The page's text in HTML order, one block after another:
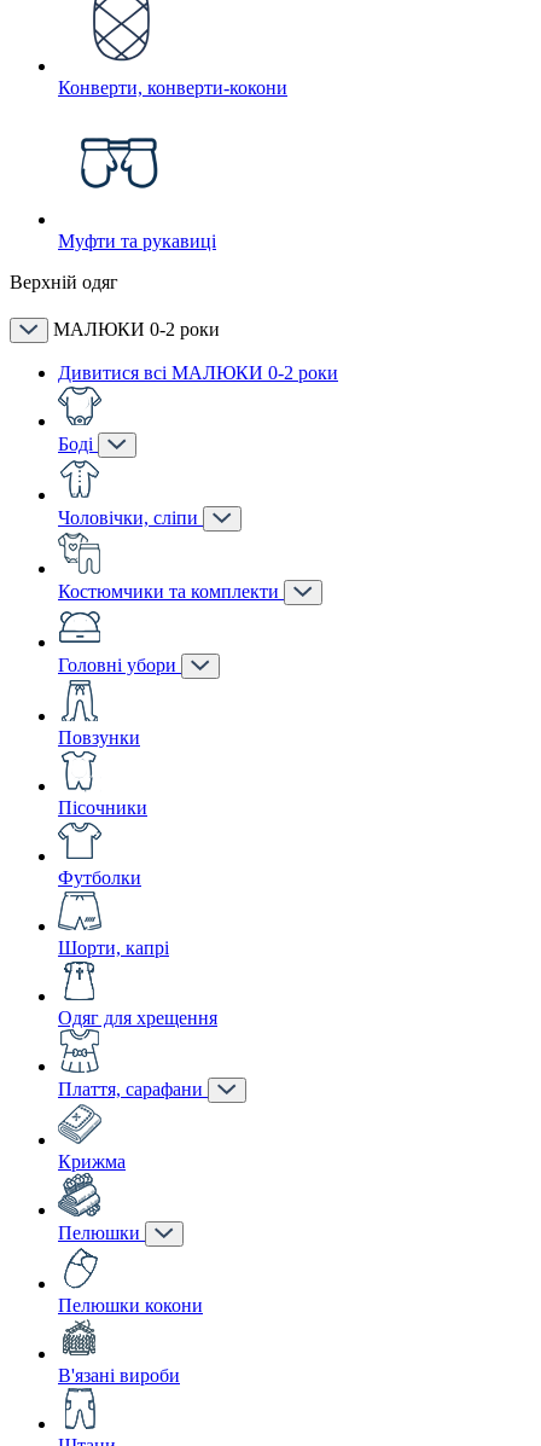
Конверти, конверти-кокони
Муфти та рукавиці
Верхній одяг
МАЛЮКИ 0-2 роки
Дивитися всі МАЛЮКИ 0-2 роки
Боді
Чоловічки, сліпи
Костюмчики та комплекти
Головні убори
Повзунки
Пісочники
Футболки
Шорти, капрі
Одяг для хрещення
Плаття, сарафани
Крижма
Пелюшки
Пелюшки кокони
В'язані вироби